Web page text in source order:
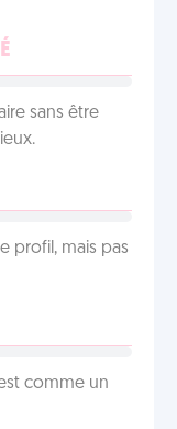
sans être
profil, mais pas
comme un